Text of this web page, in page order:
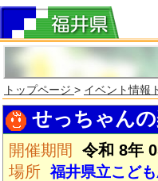
トップページ > イベント情報
せっちゃん
開催期間
令和 8年
場所 福井県立こど